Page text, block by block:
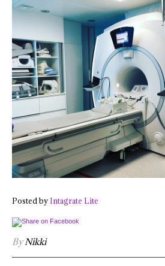
Posted by Intagrate Lite
ByNikki